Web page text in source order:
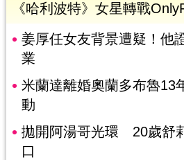
《哈利波特》女星轉戰
姜厚任女友背景遭疑！他
業
米蘭達離婚奧蘭多布魯13
動
拋開阿湯哥光環 20歲舒
口